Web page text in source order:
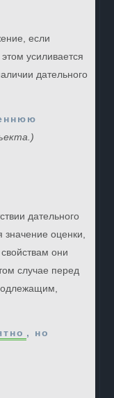
если
усиливается
дательного
дательного
значение оценки,
они
случае перед
, но